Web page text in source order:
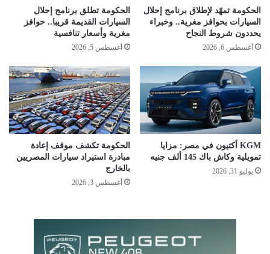
الحكومة تمهّد لإطلاق برنامج إحلال
السيارات بحوافز مغرية.. وخبراء
يحددون شروط النجاح
أغسطس 6, 2026
الحكومة تطلق برنامج إحلال
السيارات القديمة قريبا.. حوافز
مغرية وأسعار تنافسية
أغسطس 5, 2026
KGM أكتيون في مصر: مزايا
تمويلية وكاش باك 145 ألف جنيه
يوليو 31, 2026
الحكومة تكشف موقف إعادة
مبادرة استيراد سيارات المصريين
بالخارج
أغسطس 3, 2026